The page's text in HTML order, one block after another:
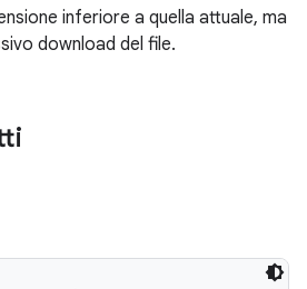
inferiore a quella attuale, ma
download del file.